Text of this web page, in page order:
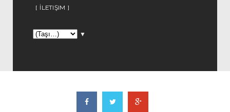
İLETIŞIM
▼